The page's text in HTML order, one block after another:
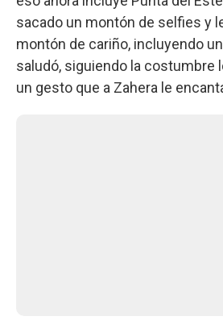
sacado un montón de selfies y
montón de cariño, incluyendo
saludó, siguiendo la costumbre
un gesto que a Zahera le